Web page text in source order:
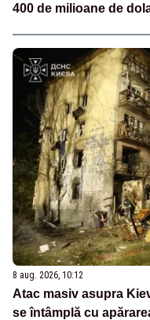
400 de milioane de
8 aug. 2026, 10:12
Atac masiv asupra
se întâmplă cu